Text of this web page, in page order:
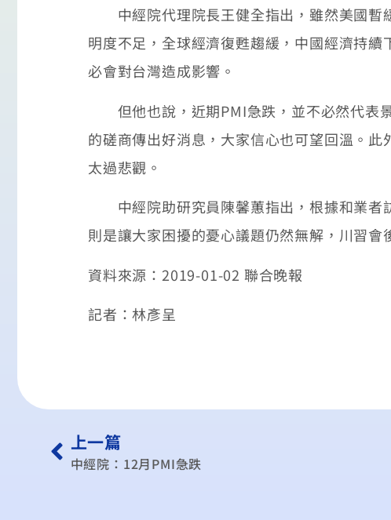
中經院代理院長王健全指出，雖然美國暫
明度不足，全球經濟復甦趨緩，中國經濟持
必會對台灣造成影響。
但他也說，近期PMI急跌，並不必然代表
的磋商傳出好消息，大家信心也可望回溫。
太過悲觀。
中經院助研究員陳馨蕙指出，根據和業者
則是讓大家困擾的憂心議題仍然無解，川習
資料來源：2019-01-02 聯合晚報
記者：林彥呈
上一篇
中經院：12月PMI急跌